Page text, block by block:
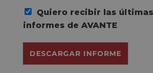
r
d
R
P
Quiero recibir las
informes de AVANTE
DESCARGAR INFORME